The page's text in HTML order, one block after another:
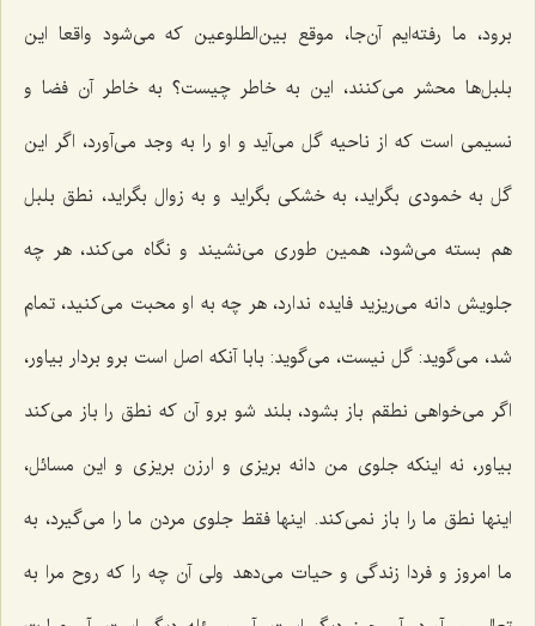
برود، ما رفته‌ایم آن‌جا، موقع بین‌الطلوعین كه می‌شود واقعا این
بلبل‌ها محشر می‌كنند، این به خاطر چیست؟ به خاطر آن فضا و
نسیمی است كه از ناحیه گل می‌آید و او را به وجد می‌آورد، اگر این
گل به خمودی بگراید، به خشكی بگراید و به زوال بگراید، نطق بلبل
هم بسته می‌شود، همین طوری می‌نشیند و نگاه می‌كند، هر چه
جلویش دانه می‌ریزید فایده ندارد، هر چه به او محبت می‌كنید، تمام
شد، می‌گوید: گل نیست، می‌گوید: بابا آنكه اصل است برو بردار بیاور،
اگر می‌خواهی نطقم باز بشود، بلند شو برو آن كه نطق را باز می‌كند
بیاور، نه اینكه جلوی من دانه بریزی و ارزن بریزی و این مسائل،
اینها نطق ما را باز نمی‌كند. اینها فقط جلوی مردن ما را می‌گیرد، به
ما امروز و فردا زندگی و حیات می‌دهد ولی آن چه را كه روح مرا به